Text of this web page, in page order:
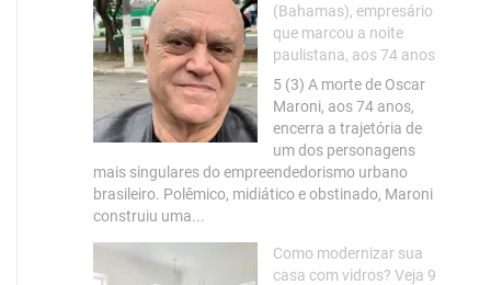
(Bahamas), empresário
que marcou a noite
paulistana, aos 74 anos
5 (3) A morte de Oscar
Maroni, aos 74 anos,
encerra a trajetória de
um dos personagens
mais singulares do empreendedorismo urbano
brasileiro. Polêmico, midiático e obstinado, Maroni
construiu uma...
Como modernizar sua
casa com vidros? Veja 9